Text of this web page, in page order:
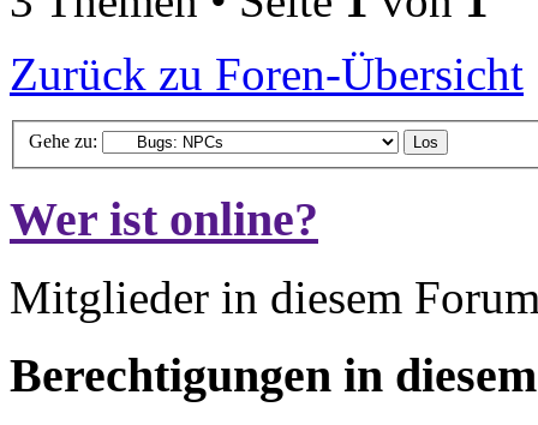
Zurück zu Foren-Übersicht
Gehe zu:
Wer ist online?
Mitglieder in diesem
Berechtigungen in